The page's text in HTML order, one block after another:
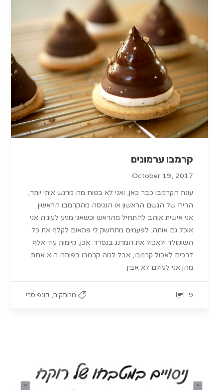
קרמבו ערמונים
October 19, 2017
עונת הקרמבו כבר כאן, ואני לא בטוח מה מרגש אותי יותר,
הריח של הגשם הראשון או הנגיסה מהקרמבו הראשון.
אני אישית אוהב להתחיל מהראש וכשאני מגיע לעוגיה אני
אוכל גם אותה. לפעמים מתחשק לי פתאום לקלף את כל
השוקולד ולאכול את המרנג בנפרד. אכן, קיימות עוד אלף
דרכים לאכול קרמבו, אבל למה קרמבו בפיתה היא אחת
מהן אני לעולם לא אבין.
ממתקים, קונפיסרי 9